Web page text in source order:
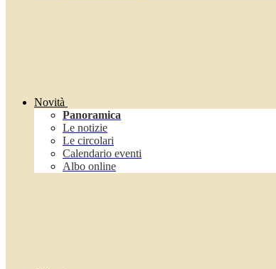
Novità
Panoramica
Le notizie
Le circolari
Calendario eventi
Albo online